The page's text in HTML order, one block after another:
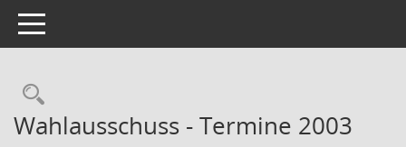
Toggle navigation
Rechercheauswahl
Wahlausschuss - Termine 2003